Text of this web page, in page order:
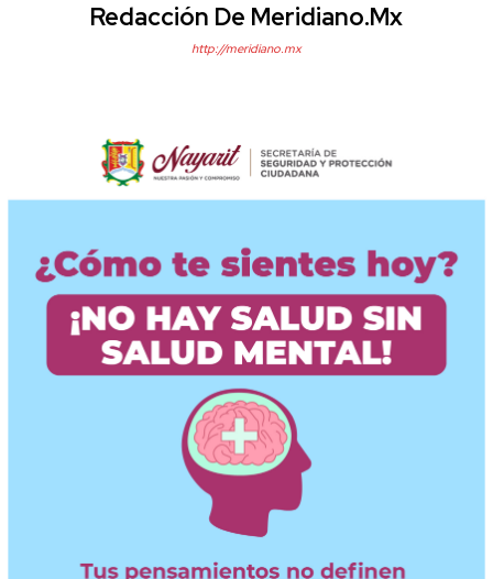
Redacción De Meridiano.mx
http://meridiano.mx